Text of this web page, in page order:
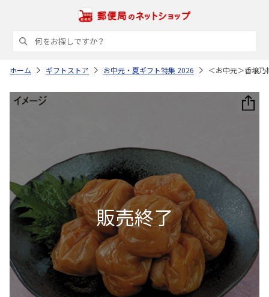
ホーム ギフトストア お中元・夏ギフト特集 2026 ＜お中元＞香壌乃